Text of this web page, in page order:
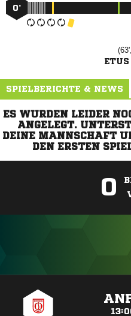
0’
SPIELBERICHTE & NEWS
ES WURDEN LEIDER
ANGELEGT.
DEINE MANNSCHAFT
DEN ERSTEN
0